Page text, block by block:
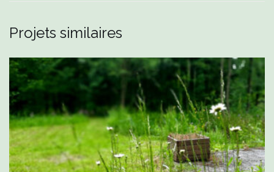
Projets similaires